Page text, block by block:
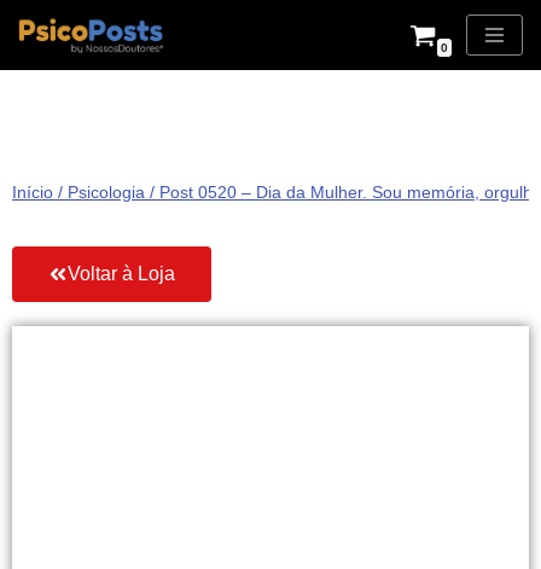
Pular
0
Início / Psicologia / Post 0520 – Dia da Mulher. Sou memória,
Voltar à Loja